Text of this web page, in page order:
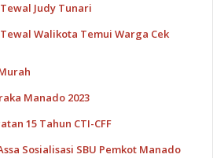
Judy Tunari
Walikota Temui Warga Cek
Manado 2023
15 Tahun CTI-CFF
Sosialisasi SBU Pemkot Manado